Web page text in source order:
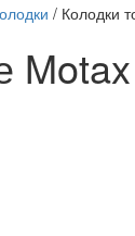
/ Колодки